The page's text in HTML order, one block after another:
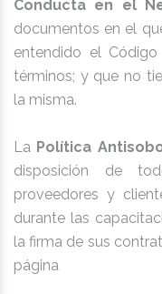
Conducta en el
documentos en el
entendido el
términos; y que no
la misma.
La Política
disposición de
proveedores y
durante las
la firma de sus
página